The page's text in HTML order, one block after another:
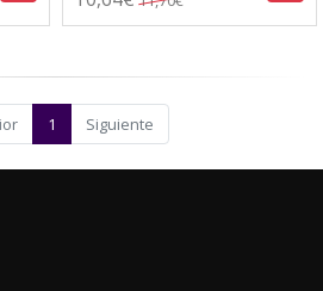
1 Siguiente